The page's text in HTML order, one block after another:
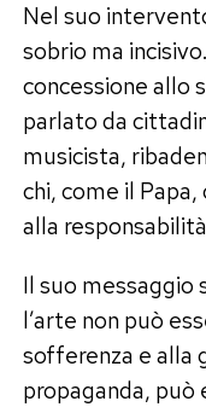
Nel suo
sobrio ma
concessione allo
parlato da
musicista,
chi, come il
alla
Il suo messaggio
l’arte non può
sofferenza e alla
propaganda, può